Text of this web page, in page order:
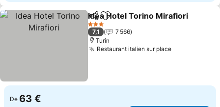
PartagerAjouter à mes favoris
Idea Hotel Torino Mirafiori
3 Étoiles
7,1
7 566
Turin
Restaurant italien sur place
De 63 €